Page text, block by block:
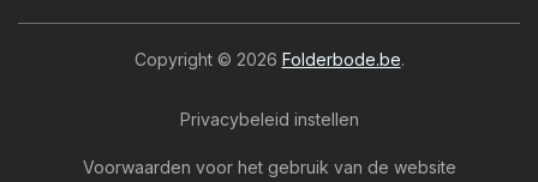
Copyright © 2026 Folderbode.be.
Privacybeleid instellen
Voorwaarden voor het gebruik van de website